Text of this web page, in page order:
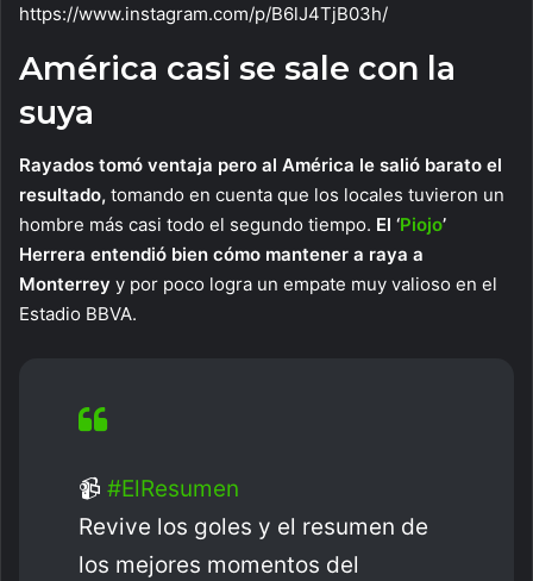
https://www.instagram.com/p/B6lJ4TjB03h/
América casi se sale con la
suya
Rayados tomó ventaja pero al América le salió barato el
resultado, tomando en cuenta que los locales tuvieron un
hombre más casi todo el segundo tiempo. El ‘Piojo’
Herrera entendió bien cómo mantener a raya a
Monterrey y por poco logra un empate muy valioso en el
Estadio BBVA.
📹 #ElResumen
Revive los goles y el resumen de
los mejores momentos del